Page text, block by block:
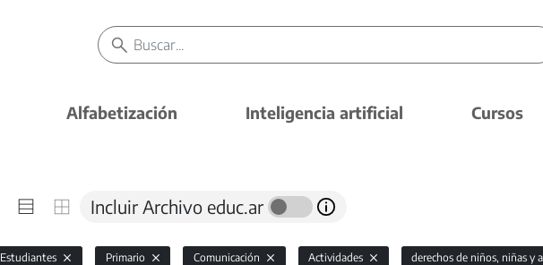
Alfabetización Inteligencia artificial Cursos
Incluir Archivo educ.ar
Estudiantes Primario Comunicación Actividades derechos de niños, niñas y